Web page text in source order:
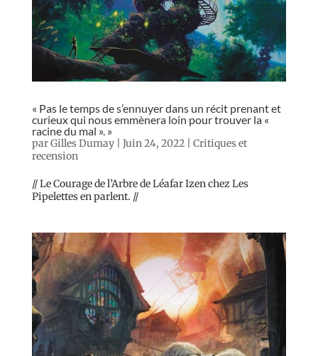
« Pas le temps de s’ennuyer dans un récit prenant et
curieux qui nous emmènera loin pour trouver la «
racine du mal ». »
parGilles Dumay| Juin 24, 2022| Critiques et
recension
// Le Courage de l’Arbre de Léafar Izen chez Les
Pipelettes en parlent. //